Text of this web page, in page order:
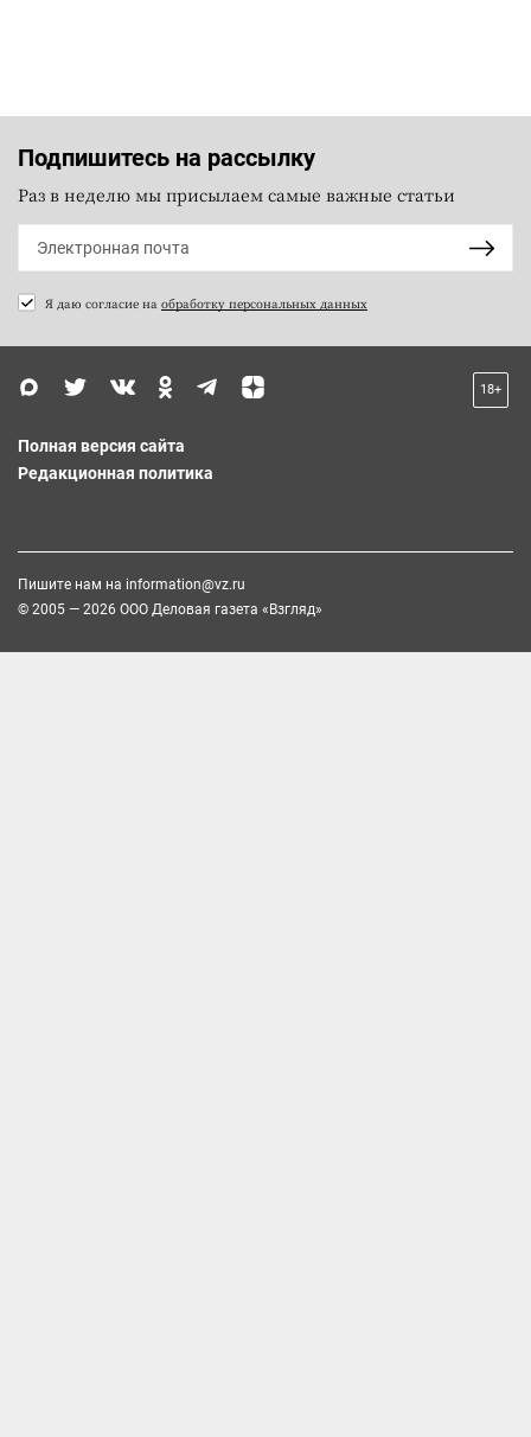
Подпишитесь на рассылку
Раз в неделю мы присылаем самые важные статьи
Я даю согласие на обработку персональных данных
18+
Полная версия сайта
Редакционная политика
Пишите нам на information@vz.ru
© 2005 — 2026 ООО Деловая газета «Взгляд»